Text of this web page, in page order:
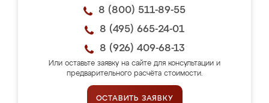
8 (800) 511-89-55
8 (495) 665-24-01
8 (926) 409-68-13
Или оставьте заявку на сайте для консультации и
предварительного расчёта стоимости.
ОСТАВИТЬ ЗАЯВКУ